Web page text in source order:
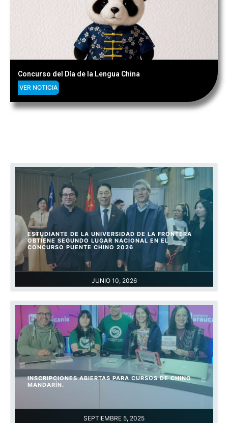
Concurso del Día de la Lengua China
VER NOTICIA
JUNIO 10, 2026
ESTUDIANTE DE LA UNIVERSIDAD DE LA FRONTERA
OBTIENE SEGUNDO LUGAR NACIONAL EN EL
CONCURSO PUENTE CHINO 2026
SEPTIEMBRE 5, 2025
INSCRIPCIONES ABIERTAS PARA CURSOS DE CHINO
MANDARÍN.